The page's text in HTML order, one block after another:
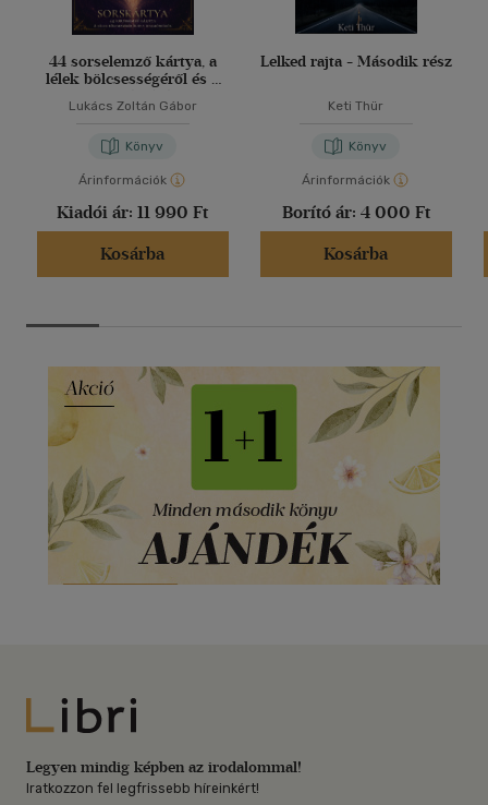
44 sorselemző kártya, a
lélek bölcsességéről és a
Lukács Zoltán Gábor
Könyv
Árinformációk
Kiadói ár: 11 990 Ft
Kosárba
Lelked rajta - Második rész
Keti Thür
Könyv
Árinformációk
Borító ár: 4 000 Ft
Kosárba
Libri
Legyen mindig képben az irodalommal!
Iratkozzon fel legfrissebb híreinkért!